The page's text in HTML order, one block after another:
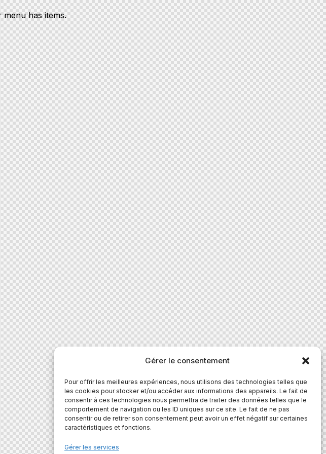
Gérer le consentement
Pour offrir les meilleures expériences, nous utilisons des technologies telles que
les cookies pour stocker et/ou accéder aux informations des appareils. Le fait de
consentir à ces technologies nous permettra de traiter des données telles que le
comportement de navigation ou les ID uniques sur ce site. Le fait de ne pas
consentir ou de retirer son consentement peut avoir un effet négatif sur certaines
caractéristiques et fonctions.
Gérer les services
has items.